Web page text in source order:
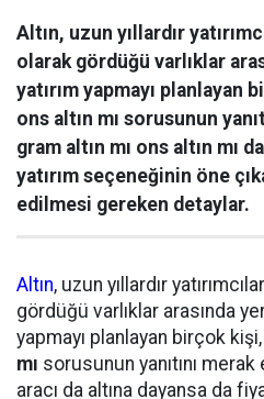
Altın, uzun yıllardır
olarak gördüğü varlıklar
yatırım yapmayı planlayan
ons altın mı sorusunun
gram altın mı ons altın mı
yatırım seçeneğinin öne
edilmesi gereken detaylar.
Altın, uzun yıllardır
gördüğü varlıklar arasında
yapmayı planlayan birçok kişi,
mı sorusunun yanıtını merak
aracı da altına dayansa da